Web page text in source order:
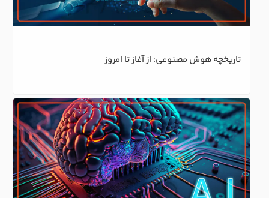
تاریخچه هوش مصنوعی: از آغاز تا امروز